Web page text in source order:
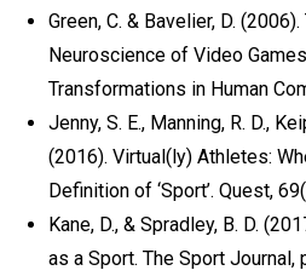
Green, C. & Bavelier, D.
Neuroscience of Video
Transformations in Human
Jenny, S. E., Manning, R. D.,
(2016). Virtual(ly) Athletes:
Definition of ‘Sport’. Quest,
Kane, D., & Spradley, B. D.
as a Sport. The Sport Journal,